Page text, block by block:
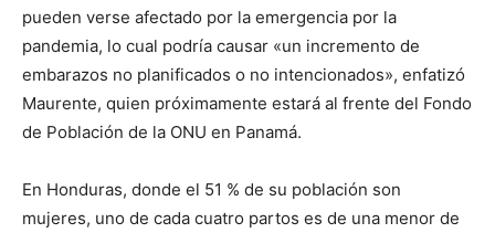
pueden verse afectado por la emergencia por la
pandemia, lo cual podría causar «un incremento de
embarazos no planificados o no intencionados», enfatizó
Maurente, quien próximamente estará al frente del Fondo
de Población de la ONU en Panamá.
En Honduras, donde el 51 % de su población son
mujeres, uno de cada cuatro partos es de una menor de